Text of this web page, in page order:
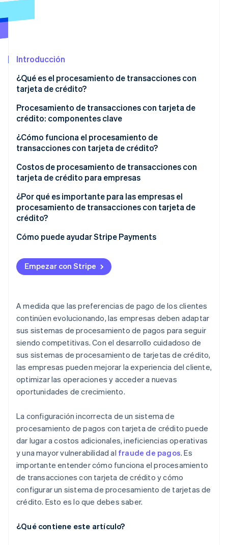
Prevención de fraude
Climate
Identity
Descubre cómo Stripe construye la infraestructura
Mirar ahora
Introducción
¿Qué es el procesamiento de transacciones con
tarjeta de crédito?
Procesamiento de transacciones con tarjeta de
crédito: componentes clave
¿Cómo funciona el procesamiento de
transacciones con tarjeta de crédito?
Costos de procesamiento de transacciones con
tarjeta de crédito para empresas
¿Por qué es importante para las empresas el
procesamiento de transacciones con tarjeta de
crédito?
Cómo puede ayudar Stripe Payments
Empezar con Stripe
A medida que las preferencias de pago de los clientes
continúen evolucionando, las empresas deben adaptar
sus sistemas de procesamiento de pagos para seguir
siendo competitivas. Con el desarrollo cuidadoso de
sus sistemas de procesamiento de tarjetas de crédito,
las empresas pueden mejorar la experiencia del cliente,
optimizar las operaciones y acceder a nuevas
oportunidades de crecimiento.
La configuración incorrecta de un sistema de
procesamiento de pagos con tarjeta de crédito puede
dar lugar a costos adicionales, ineficiencias operativas
y una mayor vulnerabilidad al fraude de pagos. Es
importante entender cómo funciona el procesamiento
de transacciones con tarjeta de crédito y cómo
configurar un sistema de procesamiento de tarjetas de
crédito. Esto es lo que debes saber.
¿Qué contiene este artículo?